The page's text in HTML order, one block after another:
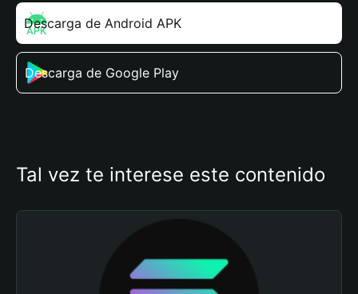
Descarga de Android APK
Descarga de Google Play
Tal vez te interese este contenido